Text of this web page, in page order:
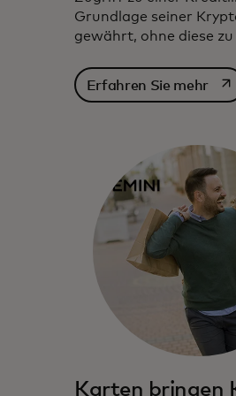
Grundlage seiner
gewährt, ohne diese
Erfahren Sie mehr
Karten bringen